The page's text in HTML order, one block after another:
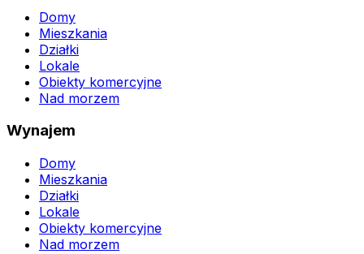
Domy
Mieszkania
Działki
Lokale
Obiekty komercyjne
Nad morzem
Wynajem
Domy
Mieszkania
Działki
Lokale
Obiekty komercyjne
Nad morzem